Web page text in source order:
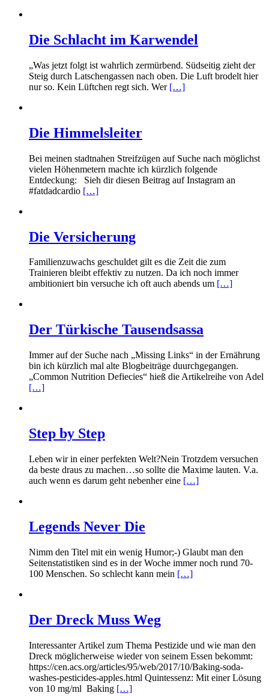
Die Schlacht im Karwendel
„Was jetzt folgt ist wahrlich zermürbend. Südseitig zieht der
Steig durch Latschengassen nach oben. Die Luft brodelt hier
nur so. Kein Lüftchen regt sich. Wer […]
Die Himmelsleiter
Bei meinen stadtnahen Streifzügen auf Suche nach möglichst
vielen Höhenmetern machte ich kürzlich folgende
Entdeckung: Sieh dir diesen Beitrag auf Instagram an
#fatdadcardio […]
Die Versicherung
Familienzuwachs geschuldet gilt es die Zeit die zum
Trainieren bleibt effektiv zu nutzen. Da ich noch immer
ambitioniert bin versuche ich oft auch abends um […]
Der Türkische Tausendsassa
Immer auf der Suche nach „Missing Links“ in der Ernährung
bin ich kürzlich mal alte Blogbeiträge duurchgegangen.
„Common Nutrition Defiecies“ hieß die Artikelreihe von Adel
[…]
Step by Step
Leben wir in einer perfekten Welt?Nein Trotzdem versuchen
da beste draus zu machen…so sollte die Maxime lauten. V.a.
auch wenn es darum geht nebenher eine […]
Legends Never Die
Nimm den Titel mit ein wenig Humor;-) Glaubt man den
Seitenstatistiken sind es in der Woche immer noch rund 70-
100 Menschen. So schlecht kann mein […]
Der Dreck Muss Weg
Interessanter Artikel zum Thema Pestizide und wie man den
Dreck möglicherweise wieder von seinem Essen bekommt:
https://cen.acs.org/articles/95/web/2017/10/Baking-soda-
washes-pesticides-apples.html Quintessenz: Mit einer Lösung
von 10 mg/ml Baking […]